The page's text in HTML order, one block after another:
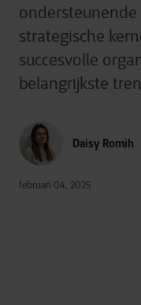
strategische
succesvolle
belangrijkste
Daisy Romih
februari 04, 2025